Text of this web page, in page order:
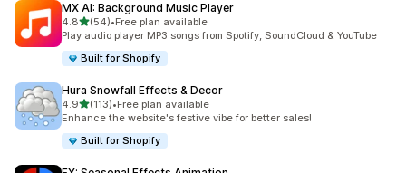
MX AI: Background Music Player
4.8เต็ม 5 ดาว
(54)
ทั้งหมด 54 รีวิว
•Free plan available
Play audio player MP3 songs from Spotify, SoundCloud & YouTube
Built for Shopify
Hura Snowfall Effects & Decor
4.9เต็ม 5 ดาว
(113)
ทั้งหมด 113 รีวิว
•Free plan available
Enhance the website's festive vibe for better sales!
Built for Shopify